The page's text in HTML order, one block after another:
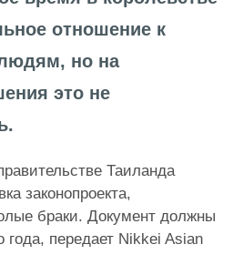
отношение к
но на
это не
Таиланда
законопроекта,
браки. Документ должны
года, передает Nikkei Asian